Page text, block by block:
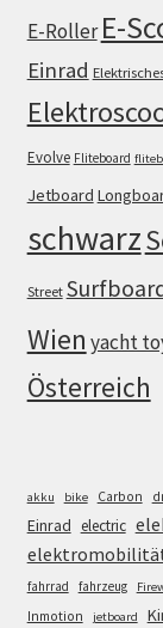
E-Roller E-
Einrad
Evolve Fliteboard
Jetboard
schwarz
Street
Wien yacht
Österreich
akku bike Carbon
Einrad electric
fahrrad
fahrzeug
Inmotion jetboard